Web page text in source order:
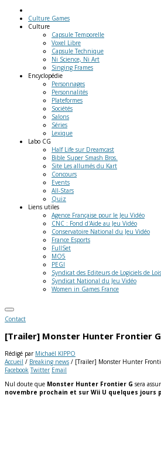
Culture Games
Culture
Capsule Temporelle
Voxel Libre
Capsule Technique
Ni Science, Ni Art
Singing Frames
Encyclopédie
Personnages
Personnalités
Plateformes
Sociétés
Salons
Séries
Lexique
Labo CG
Half Life sur Dreamcast
Bible Super Smash Bros.
Site Les allumés du Kart
Concours
Events
All-Stars
Quiz
Liens utiles
Agence Française pour le Jeu Vidéo
CNC : Fond d'Aide au Jeu Vidéo
Conservatoire National du Jeu Vidéo
France Esports
FullSet
MO5
PEGI
Syndicat des Editeurs de Logiciels de
Syndicat National du Jeu Vidéo
Women in Games France
Contact
[Trailer] Monster Hunter Frontier G
Rédigé par Michaël KIPPO
Accueil / Breaking news / [Trailer] Monster Hunter
Facebook Twitter Email
Nul doute que Monster Hunter Frontier G sera
novembre prochain et sur Wii U quelques jours